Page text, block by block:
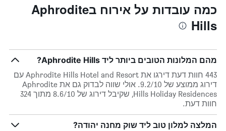
כמה עובדות על אירוח בAphrodite
Hills
מהם המלונות הטובים ביותר ליד Aphrodite Hills?
443 חוות דעת דירגו את Aphrodite Hills Hotel and Resort עם
דירוג ממוצע של 9.2/10. אולי שווה לבדוק גם את Aphrodite
Hills Holiday Residences, שקיבל דירוג של 8.6/10 מתוך 324
חוות דעת.
המלצה למלון טוב ליד שוק מחנה יהודה?